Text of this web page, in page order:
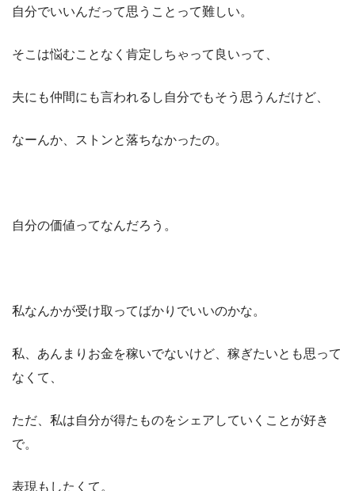
自分でいいんだって思うことって難しい。
そこは悩むことなく肯定しちゃって良いって、
夫にも仲間にも言われるし自分でもそう思うんだけど、
なーんか、ストンと落ちなかったの。
自分の価値ってなんだろう。
私なんかが受け取ってばかりでいいのかな。
私、あんまりお金を稼いでないけど、稼ぎたいとも思って
なくて、
ただ、私は自分が得たものをシェアしていくことが好き
で。
表現もしたくて。